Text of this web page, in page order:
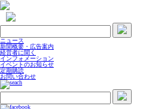
ニュース
新聞概要・広告案内
経営者に聞く
インフォメーション
イベントのお知らせ
定期購読
お問い合わせ